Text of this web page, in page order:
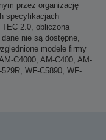
przez organizację
specyfikacjach
2.0, obliczona
nie są dostępne,
modele firmy
C4000, AM-C400, AM-
WF-C5890, WF-